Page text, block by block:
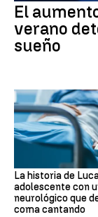
El
verano
sueño
La historia de
adolescente con
neurológico que
coma cantando